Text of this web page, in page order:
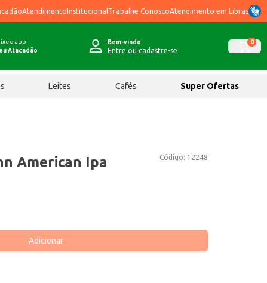
AtendimentoInstitucional Trabalhe ConoscoAtendimento em Libras
o app
Atacadão
Bem-vindo
Entre ou cadastre-se
0
Leites Cafés Super Ofertas
Código: 12248
American Ipa
Adicionar